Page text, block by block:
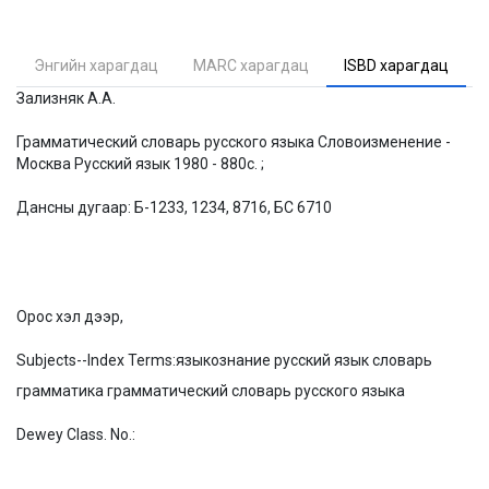
Энгийн харагдац MARC харагдац
ISBD харагдац
Зализняк А.А.
Грамматический словарь русского языка Словоизменение -
Москва Русский язык 1980 - 880с. ;
Дансны дугаар: Б-1233, 1234, 8716, БС 6710
Орос хэл дээр,
Subjects--Index Terms:языкознание русский язык словарь
грамматика грамматический словарь русского языка
Dewey Class. No.: